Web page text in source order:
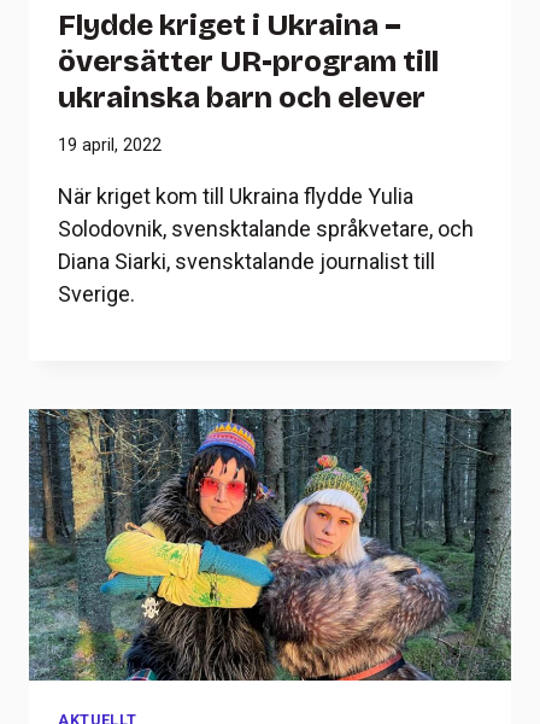
Flydde kriget i Ukraina –
översätter UR-program till
ukrainska barn och elever
19 april, 2022
När kriget kom till Ukraina flydde Yulia
Solodovnik, svensktalande språkvetare, och
Diana Siarki, svensktalande journalist till
Sverige.
AKTUELLT